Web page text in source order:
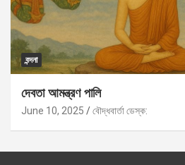
বন্দনা
দেবতা আমন্ত্রণ পালি
June 10, 2025 বৌদ্ধবার্তা ডেস্ক: